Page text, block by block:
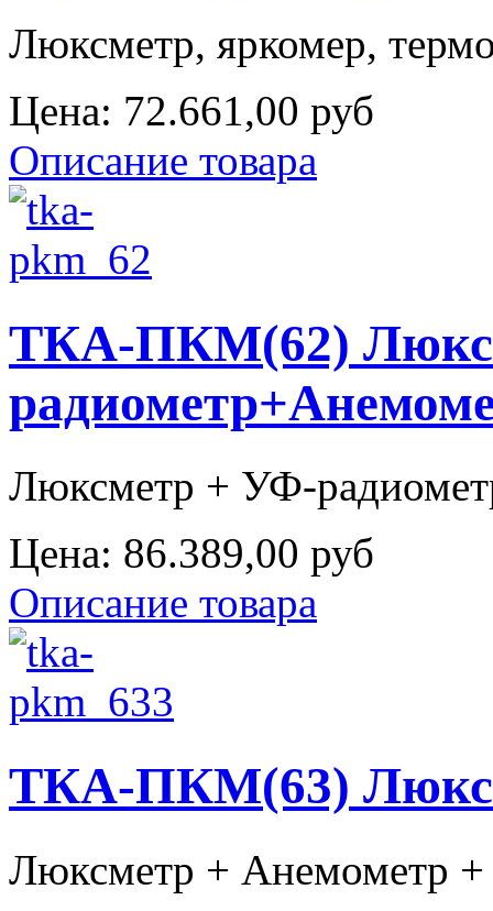
Люксметр, яркомер,
Цена: 72.661,00 руб
Описание товара
ТКА-ПКМ(62)
Люксметр + УФ-
Цена: 86.389,00 руб
Описание товара
ТКА-ПКМ(63)
Люксметр + Анемометр +